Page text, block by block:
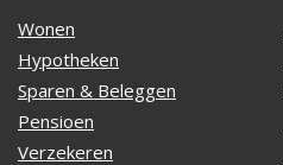
Wonen
Hypotheken
Sparen & Beleggen
Pensioen
Verzekeren